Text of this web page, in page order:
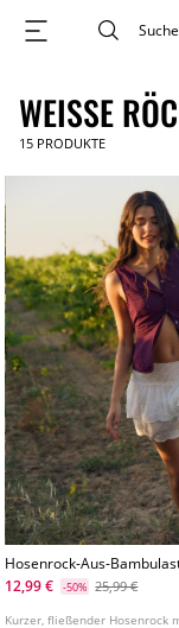
WEISSE
15 PRODUKTE
Hosenrock-Aus-
Mit-Stickereien
12,99 € -50% 25,99 €
Kurzer, fließender Hosenrock